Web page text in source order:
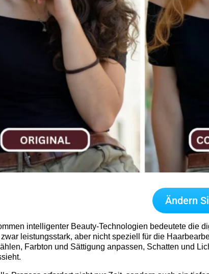
Ändern
intelligenter Beauty-Technologien bedeutete die
leistungsstark, aber nicht speziell für die
Farbton und Sättigung anpassen, Schatten und